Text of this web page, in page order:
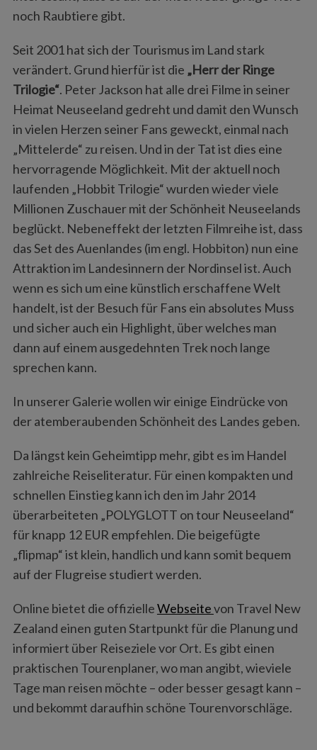
noch Raubtiere gibt.
Seit 2001 hat sich der Tourismus im Land stark
verändert. Grund hierfür ist die „Herr der Ringe
Trilogie“. Peter Jackson hat alle drei Filme in seiner
Heimat Neuseeland gedreht und damit den Wunsch
in vielen Herzen seiner Fans geweckt, einmal nach
„Mittelerde“ zu reisen. Und in der Tat ist dies eine
hervorragende Möglichkeit. Mit der aktuell noch
laufenden „Hobbit Trilogie“ wurden wieder viele
Millionen Zuschauer mit der Schönheit Neuseelands
beglückt. Nebeneffekt der letzten Filmreihe ist, dass
das Set des Auenlandes (im engl. Hobbiton) nun eine
Attraktion im Landesinnern der Nordinsel ist. Auch
wenn es sich um eine künstlich erschaffene Welt
handelt, ist der Besuch für Fans ein absolutes Muss
und sicher auch ein Highlight, über welches man
dann auf einem ausgedehnten Trek noch lange
sprechen kann.
In unserer Galerie wollen wir einige Eindrücke von
der atemberaubenden Schönheit des Landes geben.
Da längst kein Geheimtipp mehr, gibt es im Handel
zahlreiche Reiseliteratur. Für einen kompakten und
schnellen Einstieg kann ich den im Jahr 2014
überarbeiteten „POLYGLOTT on tour Neuseeland“
für knapp 12 EUR empfehlen. Die beigefügte
„flipmap“ ist klein, handlich und kann somit bequem
auf der Flugreise studiert werden.
Online bietet die offizielleWebseitevon Travel New
Zealand einen guten Startpunkt für die Planung und
informiert über Reiseziele vor Ort. Es gibt einen
praktischen Tourenplaner, wo man angibt, wieviele
Tage man reisen möchte – oder besser gesagt kann –
und bekommt daraufhin schöne Tourenvorschläge.